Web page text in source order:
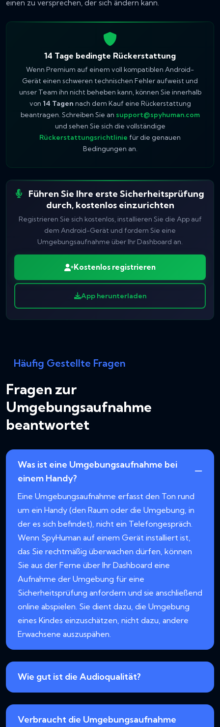
einen zu versprechen, der sich ändern kann.
14 Tage bedingte Rückerstattung
Wenn Premium auf einem voll kompatiblen Android-
Gerät einen schweren technischen Fehler aufweist und
unser Team ihn nicht beheben kann, können Sie innerhalb
von 14 Tagen nach dem Kauf eine Rückerstattung
beantragen. Schreiben Sie an support@spyhuman.com
und sehen Sie sich die vollständige
Rückerstattungsrichtlinie für die genauen
Bedingungen an.
Führen Sie Ihre erste Sicherheitsprüfung
durch, kostenlos einzurichten
Registrieren Sie sich kostenlos, installieren Sie die App auf
dem Android-Gerät und fordern Sie eine
Umgebungsaufnahme über Ihr Dashboard an.
Kostenlos registrieren
App herunterladen
Häufig Gestellte Fragen
Fragen zur
Umgebungsaufnahme
beantwortet
Was ist eine Umgebungsaufnahme bei
einem Handy?
Eine Umgebungsaufnahme erfasst den Ton rund
um ein Handy (den Raum oder die Umgebung, in
der es sich befindet), nicht ein Telefongespräch.
Wenn SpyHuman auf einem Gerät installiert ist,
das Sie rechtmäßig überwachen dürfen, können
Sie aus der Ferne über Ihr Dashboard eine
Aufnahme der Umgebung für eine
Sicherheitsprüfung anfordern und sie anschließend
online abspielen. Sie dient dazu, die Umgebung
eines Kindes einzuschätzen, nicht dazu, andere
Erwachsene auszuspähen.
Wie gut ist die Audioqualität?
Verbraucht die Umgebungsaufnahme